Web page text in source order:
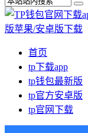
首页
tp下载app
tp钱包最新版
tp官方安卓版
tp官网下载